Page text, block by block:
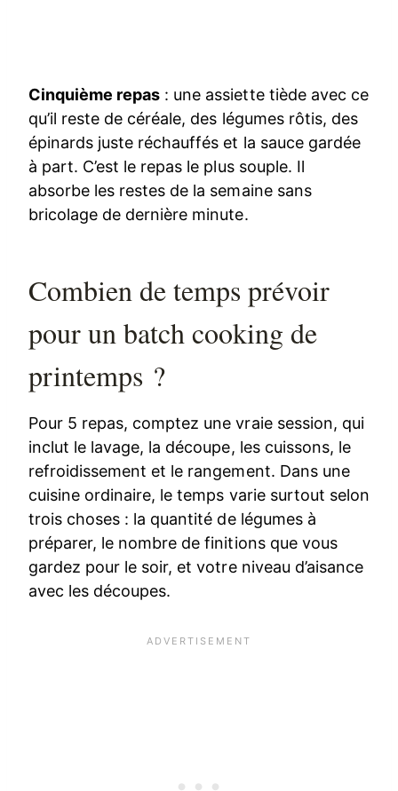
Cinquième repas : une assiette tiède avec ce
qu’il reste de céréale, des légumes rôtis, des
épinards juste réchauffés et la sauce gardée
à part. C’est le repas le plus souple. Il
absorbe les restes de la semaine sans
bricolage de dernière minute.
Combien de temps prévoir
pour un batch cooking de
printemps ?
Pour 5 repas, comptez une vraie session, qui
inclut le lavage, la découpe, les cuissons, le
refroidissement et le rangement. Dans une
cuisine ordinaire, le temps varie surtout selon
trois choses : la quantité de légumes à
préparer, le nombre de finitions que vous
gardez pour le soir, et votre niveau d’aisance
avec les découpes.